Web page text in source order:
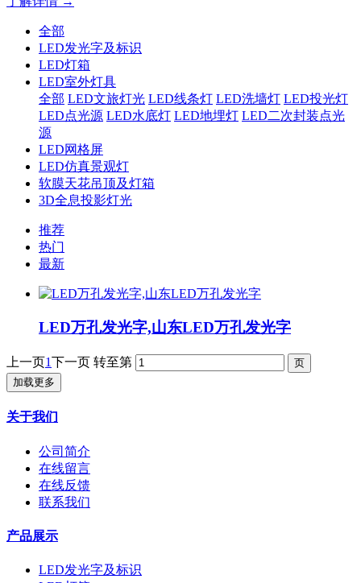
全部
LED发光字及标识
LED灯箱
LED室外灯具
全部 LED文旅灯光 LED线条灯 LED洗墙灯 LED投光灯
LED点光源 LED水底灯 LED地埋灯 LED二次封装点光
源
LED网格屏
LED仿真景观灯
软膜天花吊顶及灯箱
3D全息投影灯光
推荐
热门
最新
LED万孔发光字,山东LED万孔发光字
上一页1下一页 转至第
加载更多
关于我们
公司简介
在线留言
在线反馈
联系我们
产品展示
LED发光字及标识